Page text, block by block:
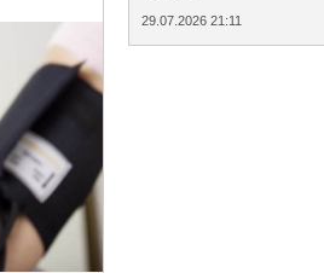
29.07.2026 21:11